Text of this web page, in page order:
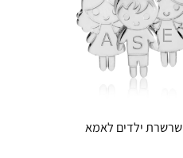
שרשרת ילדים לאמא